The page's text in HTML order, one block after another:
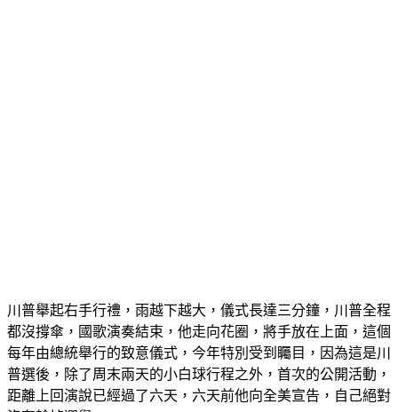
川普舉起右手行禮，雨越下越大，儀式長達三分鐘，川普全程
都沒撐傘，國歌演奏結束，他走向花圈，將手放在上面，這個
每年由總統舉行的致意儀式，今年特別受到矚目，因為這是川
普選後，除了周末兩天的小白球行程之外，首次的公開活動，
距離上回演說已經過了六天，六天前他向全美宣告，自己絕對